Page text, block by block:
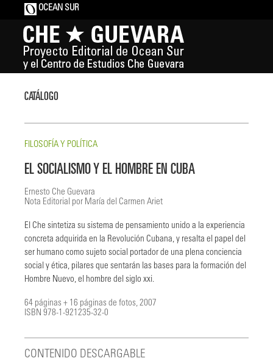
OCEAN SUR
CATÁLOGO
FILOSOFÍA Y POLÍTICA
EL SOCIALISMO Y EL HOMBRE EN CUBA
Ernesto Che Guevara
Nota Editorial por María del Carmen Ariet
El Che sintetiza su sistema de pensamiento unido a la experiencia
concreta adquirida en la Revolución Cubana, y resalta el papel del
ser humano como sujeto social portador de una plena conciencia
social y ética, pilares que sentarán las bases para la formación del
Hombre Nuevo, el hombre del siglo xxi.
64 páginas + 16 páginas de fotos, 2007
ISBN 978-1-921235-32-0
CONTENIDO DESCARGABLE